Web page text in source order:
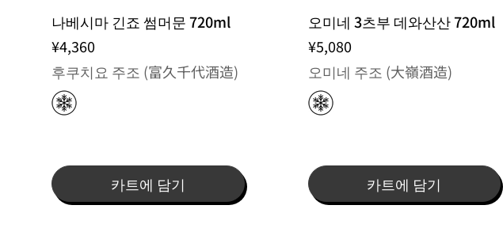
나베시마 긴죠 썸머문 720ml
¥4,360
후쿠치요 주조 (富久千代酒造)
카트에 담기
오미네 3츠부 데와산산 720ml
¥5,080
오미네 주조 (大嶺酒造)
카트에 담기